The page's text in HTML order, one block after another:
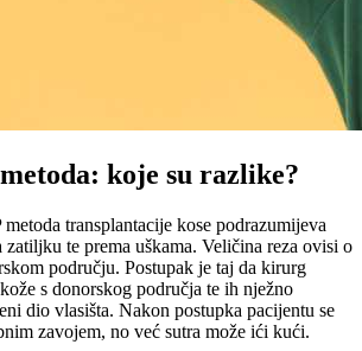
koje su razlike?
transplantacije kose podrazumijeva
zatiljku te prema uškama. Veličina reza ovisi o
području. Postupak je taj da kirurg
s donorskog područja te ih nježno
dio vlasišta. Nakon postupka pacijentu se
zavojem, no već sutra može ići kući.